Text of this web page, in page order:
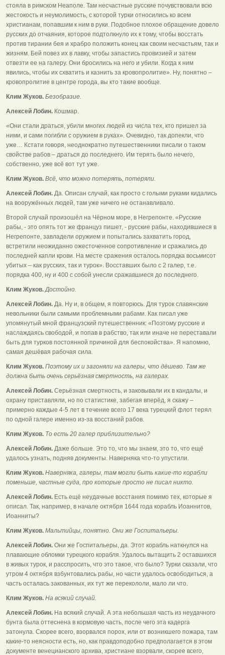
стояла в римском Неаполе. Там несчастные русские почувствовали всю
жестокость и неумолимость, с которой турки относились ко всем
христианам, попавшим к ним в руки. Подобное плохое обращение довело
русских до отчаяния, которое подтолкнуло их к тому, чтобы восстать
против тирании бея и храбро положить конец как своим несчастьям, так и
жизням. Бей повез их в лавку, чтобы запастись провизией и затем
отвезти ее на галеру. Они бросились на него и убили. Когда к ним
явились, чтобы их схватить и казнить за кровопролитие». Ну, понятно –
кровопролитие в центре города, вы кто такие вообще.
Клим Жуков. Безобразие.
Алексей Лобин. Кошмар.
«Они стали драться, убили многих людей из числа тех, кто пришел за
ними, и сами погибли с оружием в руках». Очевидно, так допекли, что
уже… Кстати говоря, неоднократно путешественники писали о таком
свойстве рабов – драться до последнего. Им терять было нечего,
собственно, уже всё вот тут уже.
Клим Жуков. Всё, что можно потерять, потеряли.
Алексей Лобин. Да. Описан случай, как просто с голыми руками кидались
на вооружённых людей, там уже ничего не останавливало.
Второй случай произошёл на Чёрном море, в Негрепонте. «Русские
рабы, - это опять тот же француз пишет, - русские рабы, находившиеся в
Негрепонте, завладели оружием и попытались захватить город,
встретили неожиданно ожесточенное сопротивление и сражались до
последней капли крови. На месте сражения осталось порядка восьмисот
убитых – как русских, так и турок». Восставших было с 2 галер, т.е.
порядка 400, ну и 400 с собой унесли сражавшиеся до последнего.
Клим Жуков.Достойно.
Алексей Лобин. Да. Ну и, в общем, я повторюсь. Для турок славянские
невольники были самыми проблемными рабами. Как писал уже
упомянутый мной французский путешественник: «Поэтому русские и
наслаждаясь свободой, и попав в рабство, так или иначе не переставали
быть для турков постоянной причиной для беспокойства». Я напомню,
самая дешёвая рабочая сила.
Клим Жуков. Поэтому их и загоняли на галеры, что дёшево. Там же
должна быть очень серьёзная смертность, на галерах.
Алексей Лобин. Серьёзная смертность, и заковывали их в кандалы, и
охрану приставляли, но по статистике, забегая вперёд, я скажу –
примерно каждые 4-5 лет в течение всего 17 века турецкий флот терял
по одной галере именно из-за восстаний рабов.
Клим Жуков. То есть 20 галер приблизительно?
Алексей Лобин. Даже больше. Это то, что мы знаем, это то, что ещё
удалось узнать, подняв документы. Наверняка что-то упустили.
Клим Жуков. Наверняка, галеры, там могли быть какие-то корабли
поменьше, частные суда, про которые просто не писал никто.
Алексей Лобин. Есть ещё неудачные восстания помимо тех, которые я
описал. Так, например, в начале октября 1644 года корабль Иоаннитов,
Иоанниты?
Клим Жуков. Мальтийцы, понятно. Они же Госпитальеры.
Алексей Лобин. Они же Госпитальеры, да. Этот корабль наткнулся на
плавающие обломки турецкого корабля. Удалось вытащить 2 оставшихся
в живых турок, и расспросить, что это такое, что было? Турки сказали, что
утром 4 октября взбунтовались рабы, но части удалось освободиться, а
часть осталась закованных, их тут же перекололи, мало ли что.
Клим Жуков. На всякий случай.
Алексей Лобин. На всякий случай. А эта небольшая часть из неудачного
бунта была оттеснена в кормовую часть, после чего эта кадерга
затонула. Скорее всего, взорвался порох, или от возникшего пожара, там
какие-то неясности есть, но, как правдоподобно предполагается в этом
документе венецианского архива, христиане взорвали, скорее всего,